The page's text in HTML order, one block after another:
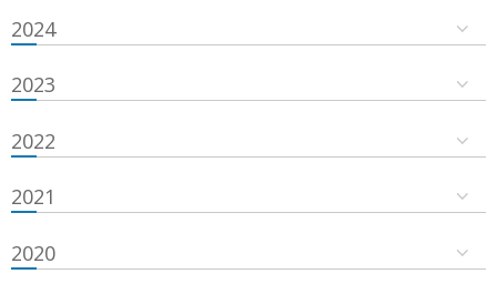
2024
2023
2022
2021
2020